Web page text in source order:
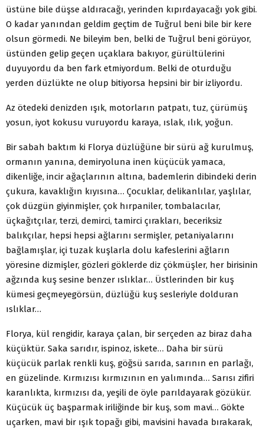
üstüne bile düşse aldıracağı, yerinden kıpırdayacağı yok gibi.
O kadar yanından geldim geçtim de Tuğrul beni bile bir kere
olsun görmedi. Ne bileyim ben, belki de Tuğrul beni görüyor,
üstünden gelip geçen uçaklara bakıyor, gürültülerini
duyuyordu da ben fark etmiyordum. Belki de oturduğu
yerden düzlükte ne olup bitiyorsa hepsini bir bir izliyordu.
Az ötedeki denizden ışık, motorların patpatı, tuz, çürümüş
yosun, iyot kokusu vuruyordu karaya, ıslak, ılık, yoğun.
Bir sabah baktım ki Florya düzlüğüne bir sürü ağ kurulmuş,
ormanın yanına, demiryoluna inen küçücük yamaca,
dikenliğe, incir ağaçlarının altına, bademlerin dibindeki derin
çukura, kavaklığın kıyısına… Çocuklar, delikanlılar, yaşlılar,
çok düzgün giyinmişler, çok hırpaniler, tombalacılar,
üçkağıtçılar, terzi, demirci, tamirci çırakları, beceriksiz
balıkçılar, hepsi hepsi ağlarını sermişler, petaniyalarını
bağlamışlar, içi tuzak kuşlarla dolu kafeslerini ağların
yöresine dizmişler, gözleri göklerde diz çökmüşler, her birisinin
ağzında kuş sesine benzer ıslıklar… Üstlerinden bir kuş
kümesi geçmeyegörsün, düzlüğü kuş sesleriyle dolduran
ıslıklar…
Florya, kül rengidir, karaya çalan, bir serçeden az biraz daha
küçüktür. Saka sarıdır, ispinoz, iskete… Daha bir sürü
küçücük parlak renkli kuş, göğsü sarıda, sarının en parlağı,
en güzelinde. Kırmızısı kırmızının en yalımında… Sarısı zifiri
karanlıkta, kırmızısı da, yeşili de öyle parıldayarak gözükür.
Küçücük üç başparmak iriliğinde bir kuş, som mavi… Gökte
uçarken, mavi bir ışık topağı gibi, mavisini havada bırakarak,